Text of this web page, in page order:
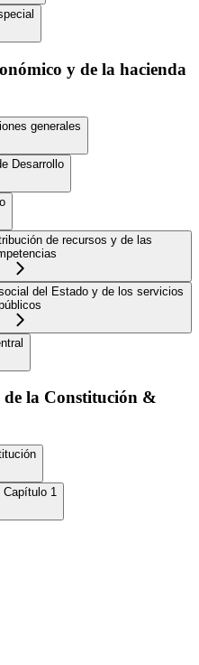
y de la hacienda
generales
Desarrollo
de recursos y de las
del Estado y de los servicios
la Constitución &
1